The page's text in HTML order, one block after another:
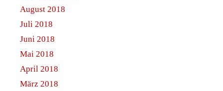
August 2018
Juli 2018
Juni 2018
Mai 2018
April 2018
März 2018